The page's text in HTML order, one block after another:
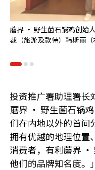
蘑界 · 野生菌石锅鸡创始
裁（旅游及款待）韩斯丽（
投资推广署助理署长
蘑界 · 野生菌石锅
们在内地以外的首间
拥有优越的地理位置
消费者，有利蘑界 ·
他们的品牌知名度。」